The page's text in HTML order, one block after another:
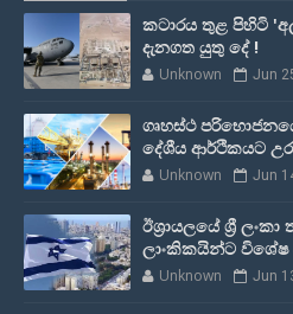
කටාරය තුළ පිහිටි
දැනගත යුතු දේ !
Unknown Jun
ගෘහස්ථ
දේශීය ආර්ථිකයට
Unknown Jun
ඊශ්‍රායලයේ ශ්‍රී
ලාංකිකයින්ට විශේෂ
Unknown Jun